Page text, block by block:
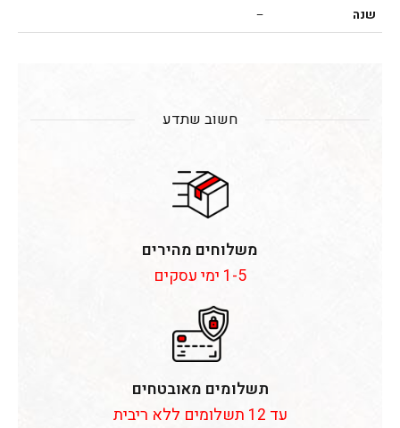
שנה
–
חשוב שתדע
משלוחים מהירים
1-5 ימי עסקים
תשלומים מאובטחים
עד 12 תשלומים ללא ריבית